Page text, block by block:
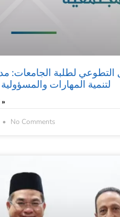
التطوعي لطلبة الجامعات:
لتنمية المهارات
»
No Comments